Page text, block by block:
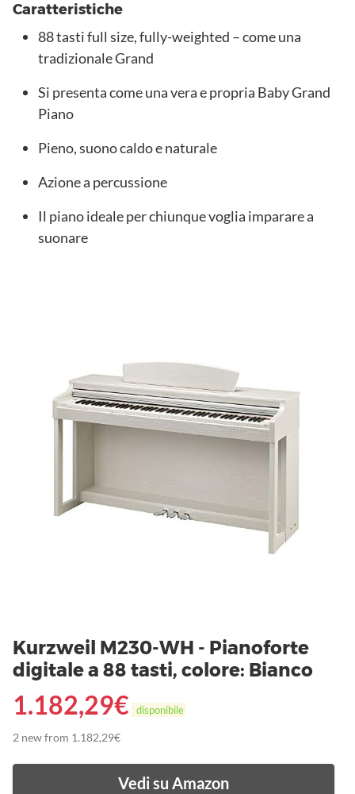
Caratteristiche
88 tasti full size, fully-weighted – come una
tradizionale Grand
Si presenta come una vera e propria Baby Grand
Piano
Pieno, suono caldo e naturale
Azione a percussione
Il piano ideale per chiunque voglia imparare a
suonare
Kurzweil M230-WH - Pianoforte
digitale a 88 tasti, colore: Bianco
1.182,29€ disponibile
2 new from 1.182,29€
Vedi su Amazon